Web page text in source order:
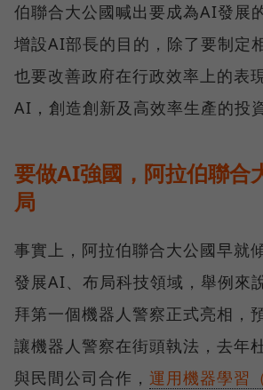
伯聯合大公國喊出要成為AI發展
增設AI部長的目的，除了要制定
也要改善政府在行政效率上的表
AI，創造創新及高效率生產的投
要做AI強國，阿拉伯聯合
局
事實上，阿拉伯聯合大公國早就
發展AI、布局科技領域，舉例來
拜第一個機器人警察正式亮相，
讓機器人警察在街頭執法，去年
與民間公司合作， 運用機器學習